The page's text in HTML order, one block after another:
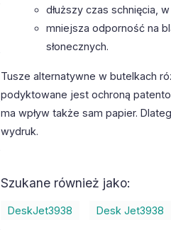
dłuższy czas schnięcia,
mniejsza odporność na
słonecznych.
Tusze alternatywne w butelkach
podyktowane jest ochroną
ma wpływ także sam papier.
wydruk.
Szukane również jako:
DeskJet3938 Desk Jet3938